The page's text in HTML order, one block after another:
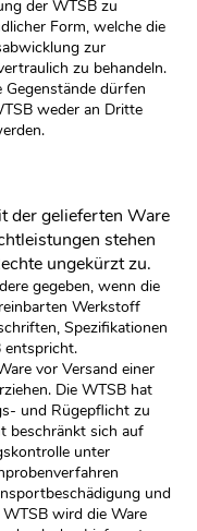
der WTSB zu
Form, welche die
zur
zu behandeln.
dürfen
weder an Dritte
der gelieferten Ware
stehen
ungekürzt zu.
gegeben, wenn die
Werkstoff
Spezifikationen
entspricht.
vor Versand einer
Die WTSB hat
und Rügepflicht zu
beschränkt sich auf
unter
und
wird die Ware